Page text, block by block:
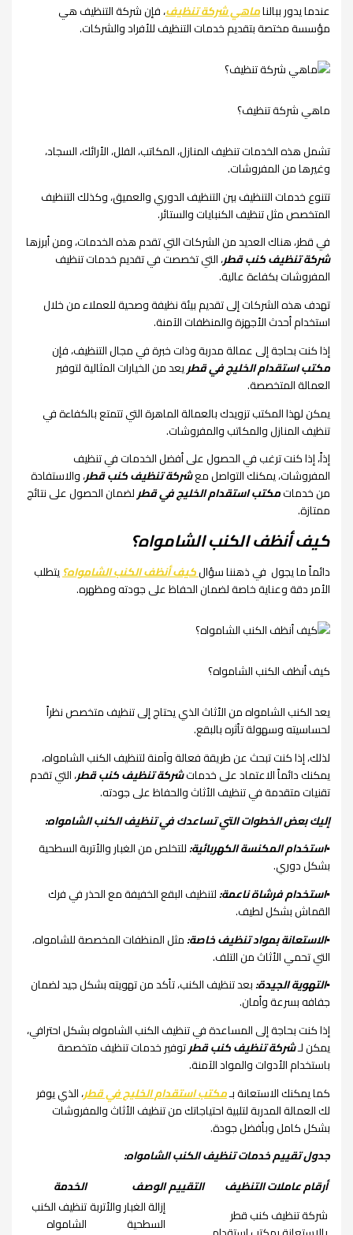
عندما يدور ببالناماهي شركة تنظيف، فإن شركة التنظيف هي
مؤسسة مختصة بتقديم خدمات التنظيف للأفراد والشركات.
ماهي شركة تنظيف؟
تشمل هذه الخدمات تنظيف المنازل، المكاتب، الفلل، الأرائك، السجاد،
وغيرها من المفروشات.
تتنوع خدمات التنظيف بين التنظيف الدوري والعميق، وكذلك التنظيف
المتخصص مثل تنظيف الكنبايات والستائر.
في قطر، هناك العديد من الشركات التي تقدم هذه الخدمات، ومن أبرزها
شركة تنظيف كنب قطر، التي تخصصت في تقديم خدمات تنظيف
المفروشات بكفاءة عالية.
تهدف هذه الشركات إلى تقديم بيئة نظيفة وصحية للعملاء من خلال
استخدام أحدث الأجهزة والمنظفات الآمنة.
إذا كنت بحاجة إلى عمالة مدربة وذات خبرة في مجال التنظيف، فإن
مكتب استقدام الخليج في قطريعد من الخيارات المثالية لتوفير
العمالة المتخصصة.
يمكن لهذا المكتب تزويدك بالعمالة الماهرة التي تتمتع بالكفاءة في
تنظيف المنازل والمكاتب والمفروشات.
إذاً، إذا كنت ترغب في الحصول على أفضل الخدمات في تنظيف
المفروشات، يمكنك التواصل معشركة تنظيف كنب قطر، والاستفادة
من خدماتمكتب استقدام الخليج في قطرلضمان الحصول على نتائج
ممتازة.
كيف أنظف الكنب الشامواه؟
دائماً ما يجول في ذهننا سؤالكيف أنظف الكنب الشامواه؟يتطلب
الأمر دقة وعناية خاصة لضمان الحفاظ على جودته ومظهره.
كيف أنظف الكنب الشامواه؟
يعد الكنب الشامواه من الأثاث الذي يحتاج إلى تنظيف متخصص نظراً
لحساسيته وسهولة تأثره بالبقع.
لذلك، إذا كنت تبحث عن طريقة فعالة وآمنة لتنظيف الكنب الشامواه،
يمكنك دائماً الاعتماد على خدماتشركة تنظيف كنب قطر، التي تقدم
تقنيات متقدمة في تنظيف الأثاث والحفاظ على جودته.
إليك بعض الخطوات التي تساعدك في تنظيف الكنب الشامواه:
▪︎استخدام المكنسة الكهربائية:للتخلص من الغبار والأتربة السطحية
بشكل دوري.
▪︎استخدام فرشاة ناعمة:لتنظيف البقع الخفيفة مع الحذر في فرك
القماش بشكل لطيف.
▪︎الاستعانة بمواد تنظيف خاصة:مثل المنظفات المخصصة للشامواه،
التي تحمي الأثاث من التلف.
▪︎التهوية الجيدة:بعد تنظيف الكنب، تأكد من تهويته بشكل جيد لضمان
جفافه بسرعة وأمان.
إذا كنت بحاجة إلى المساعدة في تنظيف الكنب الشامواه بشكل احترافي،
يمكن لـشركة تنظيف كنب قطرتوفير خدمات تنظيف متخصصة
باستخدام الأدوات والمواد الآمنة.
كما يمكنك الاستعانة بـمكتب استقدام الخليج في قطر، الذي يوفر
لك العمالة المدربة لتلبية احتياجاتك من تنظيف الأثاث والمفروشات
بشكل كامل وبأفضل جودة.
جدول تقييم خدمات تنظيف الكنب الشامواه:
أرقام عاملات التنظيف
التقييمالوصف
الخدمة
شركة تنظيف كنب قطر
إزالة الغبار والأتربة
السطحية
تنظيف الكنب
الشامواه